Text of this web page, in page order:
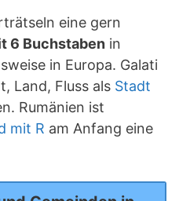
eine gern
6 Buchstaben in
in Europa. Galati
Land, Fluss als Stadt
Rumänien ist
mit R am Anfang eine